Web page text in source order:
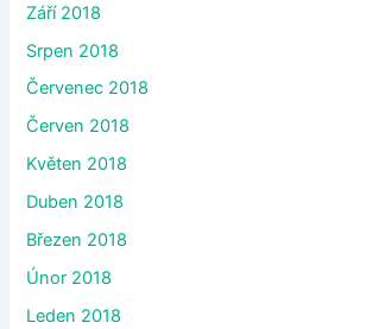
Září 2018
Srpen 2018
Červenec 2018
Červen 2018
Květen 2018
Duben 2018
Březen 2018
Únor 2018
Leden 2018